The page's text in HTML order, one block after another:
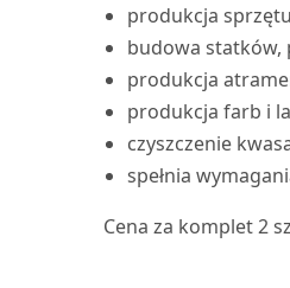
produkcja
budowa statków,
produkcja
produkcja farb i
czyszczenie
spełnia
Cena za komplet 2